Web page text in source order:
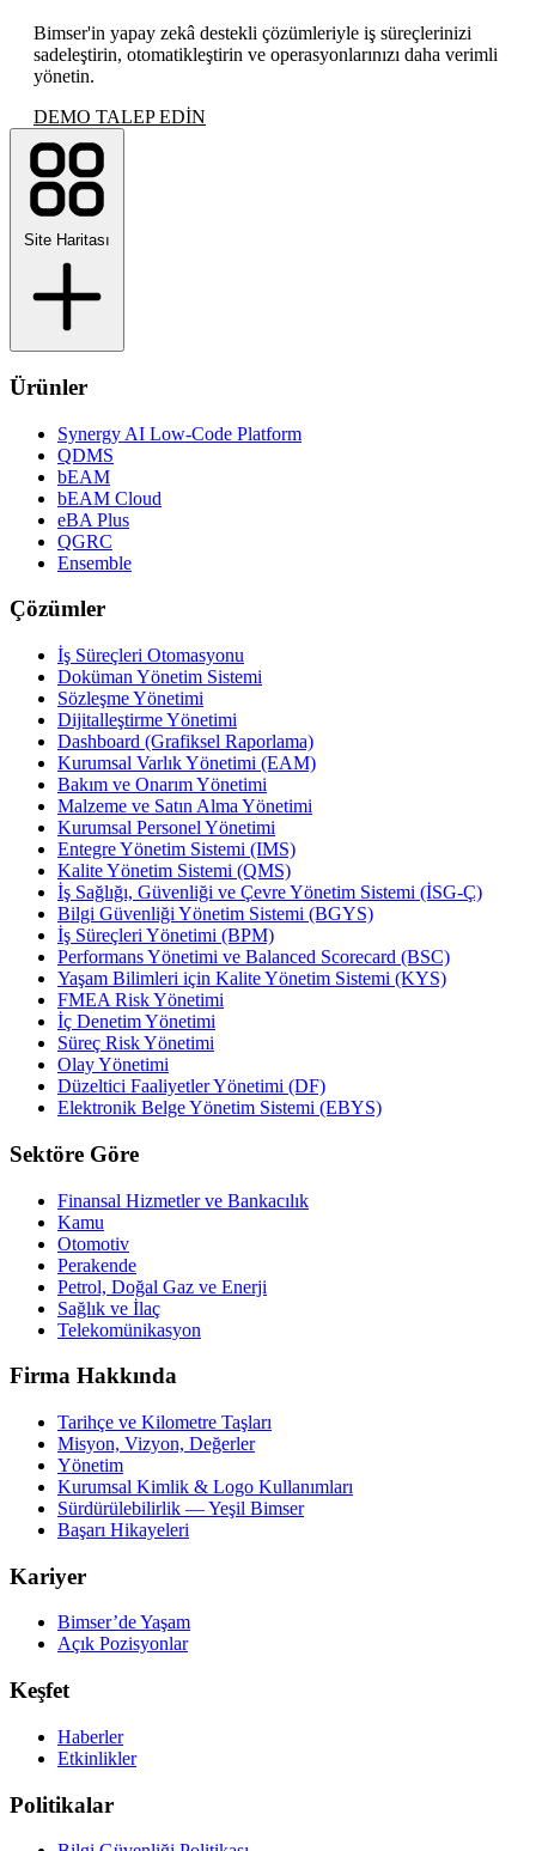
Bimser'in yapay zekâ destekli çözümleriyle iş süreçlerinizi
sadeleştirin, otomatikleştirin ve operasyonlarınızı daha verimli
yönetin.
DEMO TALEP EDİN
Site Haritası
Ürünler
Synergy AI Low-Code Platform
QDMS
bEAM
bEAM Cloud
eBA Plus
QGRC
Ensemble
Çözümler
İş Süreçleri Otomasyonu
Doküman Yönetim Sistemi
Sözleşme Yönetimi
Dijitalleştirme Yönetimi
Dashboard (Grafiksel Raporlama)
Kurumsal Varlık Yönetimi (EAM)
Bakım ve Onarım Yönetimi
Malzeme ve Satın Alma Yönetimi
Kurumsal Personel Yönetimi
Entegre Yönetim Sistemi (IMS)
Kalite Yönetim Sistemi (QMS)
İş Sağlığı, Güvenliği ve Çevre Yönetim Sistemi (İSG-Ç)
Bilgi Güvenliği Yönetim Sistemi (BGYS)
İş Süreçleri Yönetimi (BPM)
Performans Yönetimi ve Balanced Scorecard (BSC)
Yaşam Bilimleri için Kalite Yönetim Sistemi (KYS)
FMEA Risk Yönetimi
İç Denetim Yönetimi
Süreç Risk Yönetimi
Olay Yönetimi
Düzeltici Faaliyetler Yönetimi (DF)
Elektronik Belge Yönetim Sistemi (EBYS)
Sektöre Göre
Finansal Hizmetler ve Bankacılık
Kamu
Otomotiv
Perakende
Petrol, Doğal Gaz ve Enerji
Sağlık ve İlaç
Telekomünikasyon
Firma Hakkında
Tarihçe ve Kilometre Taşları
Misyon, Vizyon, Değerler
Yönetim
Kurumsal Kimlik & Logo Kullanımları
Sürdürülebilirlik — Yeşil Bimser
Başarı Hikayeleri
Kariyer
Bimser’de Yaşam
Açık Pozisyonlar
Keşfet
Haberler
Etkinlikler
Politikalar